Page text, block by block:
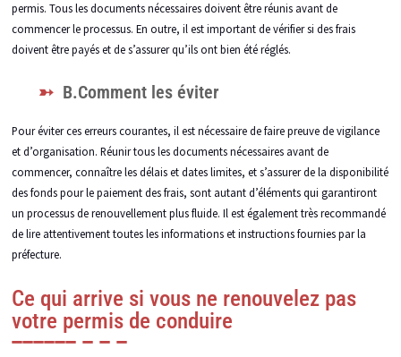
permis. Tous les documents nécessaires doivent être réunis avant de
commencer le processus. En outre, il est important de vérifier si des frais
doivent être payés et de s’assurer qu’ils ont bien été réglés.
B.Comment les éviter
Pour éviter ces erreurs courantes, il est nécessaire de faire preuve de vigilance
et d’organisation. Réunir tous les documents nécessaires avant de
commencer, connaître les délais et dates limites, et s’assurer de la disponibilité
des fonds pour le paiement des frais, sont autant d’éléments qui garantiront
un processus de renouvellement plus fluide. Il est également très recommandé
de lire attentivement toutes les informations et instructions fournies par la
préfecture.
Ce qui arrive si vous ne renouvelez pas
votre permis de conduire